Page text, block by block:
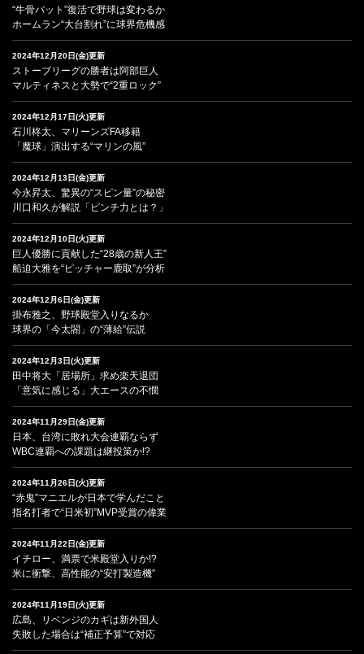
“牛骨バット”復活で野球は変わるか
ホームラン“大台割れ”に球界危機感
2024年12月20日(金)更新
ストーブリーグの勝者は阿部巨人
マルティネスと大勢で“2重ロック”
2024年12月17日(火)更新
石川柊太、マリーンズFA移籍
「魔球」演出する“マリンの風”
2024年12月13日(金)更新
今永昇太、驚異の“スピン量”の秘密
川口和久が解説「ピンチ力とは？」
2024年12月10日(火)更新
巨人優勝に貢献した“28歳の新人王”
船迫大雅を“ピッチャー鹿取”が分析
2024年12月6日(金)更新
掛布雅之、野球殿堂入りなるか
球界の「今太閤」の“薄給”伝説
2024年12月3日(火)更新
田中将大「居場所」求め楽天退団
「意気に感じる」大エースの不憫
2024年11月29日(金)更新
日本、台湾に敗れ大会連覇ならず
WBC連覇への課題は継投策か!?
2024年11月26日(火)更新
“赤鬼”マニエルが日本で学んだこと
指名打者で“日米初”MVP受賞の偉業
2024年11月22日(金)更新
イチロー、満票で米殿堂入りか!?
米に衝撃、高性能の“安打製造機”
2024年11月19日(火)更新
広島、リベンジのカギは新外国人
失敗した場合は“補正予算”で対応